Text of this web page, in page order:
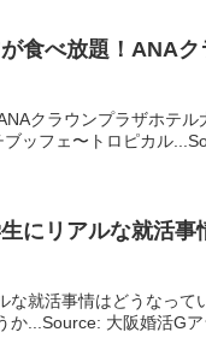
食べ放題！ANA
クラウンプラザホテル
ッフェ〜トロピカル
にリアルな就活事
な就活事情はどうなって
か...Source: 大阪婚活Gア